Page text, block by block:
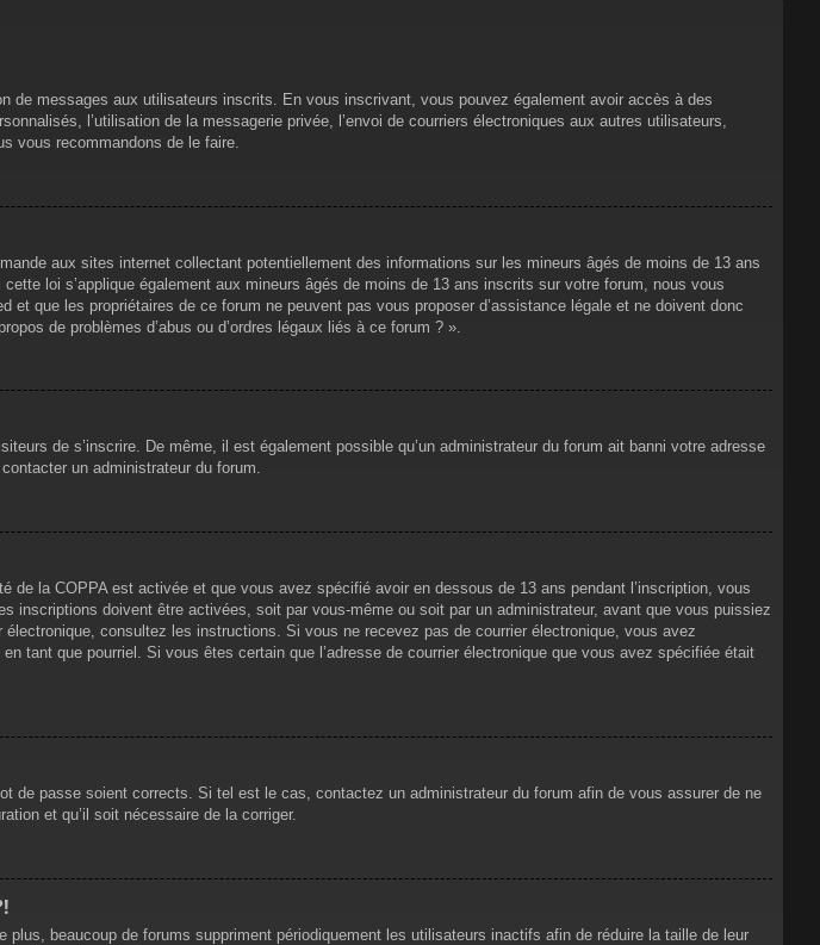
de messages aux utilisateurs inscrits. En vous inscrivant, vous pouvez également avoir accès à des
l’utilisation de la messagerie privée, l’envoi de courriers électroniques aux autres utilisateurs,
vous recommandons de le faire.
aux sites internet collectant potentiellement des informations sur les mineurs âgés de moins de 13 ans
loi s’applique également aux mineurs âgés de moins de 13 ans inscrits sur votre forum, nous vous
que les propriétaires de ce forum ne peuvent pas vous proposer d’assistance légale et ne doivent donc
de problèmes d’abus ou d’ordres légaux liés à ce forum ? ».
de s’inscrire. De même, il est également possible qu’un administrateur du forum ait banni votre adresse
un administrateur du forum.
la COPPA est activée et que vous avez spécifié avoir en dessous de 13 ans pendant l’inscription, vous
doivent être activées, soit par vous-même ou soit par un administrateur, avant que vous puissiez
consultez les instructions. Si vous ne recevez pas de courrier électronique, vous avez
tant que pourriel. Si vous êtes certain que l’adresse de courrier électronique que vous avez spécifiée était
de passe soient corrects. Si tel est le cas, contactez un administrateur du forum afin de vous assurer de ne
et qu’il soit nécessaire de la corriger.
beaucoup de forums suppriment périodiquement les utilisateurs inactifs afin de réduire la taille de leur